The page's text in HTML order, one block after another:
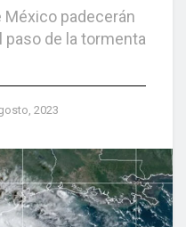
padecerán
de la tormenta
2023